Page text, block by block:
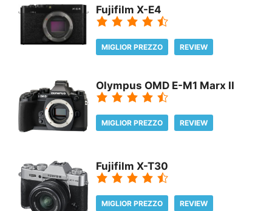
Fujifilm X-E4
MIGLIOR PREZZO REVIEW
Olympus OMD E-M1 Marx II
MIGLIOR PREZZO REVIEW
Fujifilm X-T30
MIGLIOR PREZZO REVIEW